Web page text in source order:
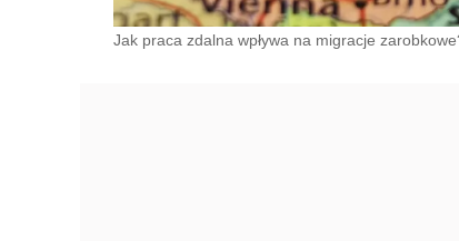
Jak praca zdalna wpływa na migracje